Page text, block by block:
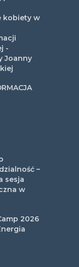
kobiety w
-
Joanny
–
sesja
w
2026